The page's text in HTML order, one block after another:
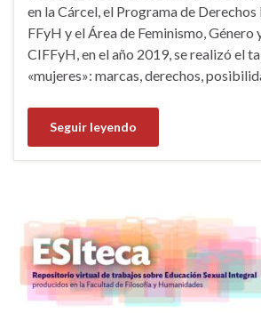
en la Cárcel, el Programa de
FFyH y el Área de Feminismo, Género
CIFFyH, en el año 2019, se realizó el
«mujeres»: marcas, derechos,
Seguir leyendo